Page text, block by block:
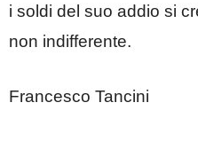
i soldi del suo addio si
non indifferente.
Francesco Tancini